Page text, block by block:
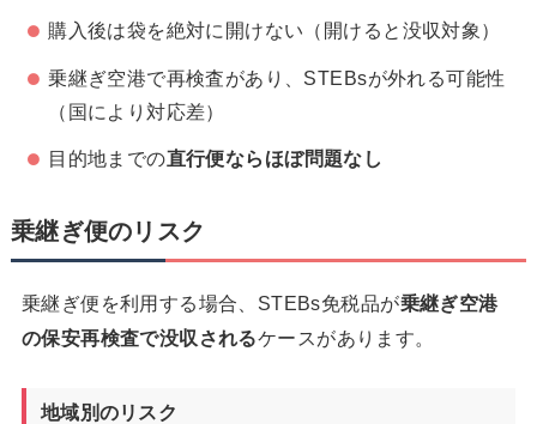
購入後は袋を絶対に開けない（開けると没収対象）
乗継ぎ空港で再検査があり、STEBsが外れる可能性
（国により対応差）
目的地までの直行便ならほぼ問題なし
乗継ぎ便のリスク
乗継ぎ便を利用する場合、STEBs免税品が乗継ぎ空港
の保安再検査で没収されるケースがあります。
地域別のリスク